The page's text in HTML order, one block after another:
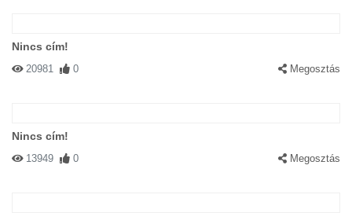
Nincs cím!
20981 0 Megosztás
Nincs cím!
13949 0 Megosztás